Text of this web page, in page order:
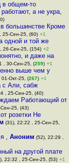
в общем-то
а не укра,
большинстве Кроме
25-Сен-25, (60) +1
одной и той же
26-Сен-25, (154) +2
и даже на
, 30-Сен-25, (259) +1
выше чем у
Окт-25, (267) +1
с Али, сабж
, 25-Сен-25, (40)
Работающий от
25, (43)
розетки Не
(31), 22:22 , 25-Сен-25,
, Аноним (52), 22:29 ,
на другой плате
22:32 , 25-Сен-25, (53) +1